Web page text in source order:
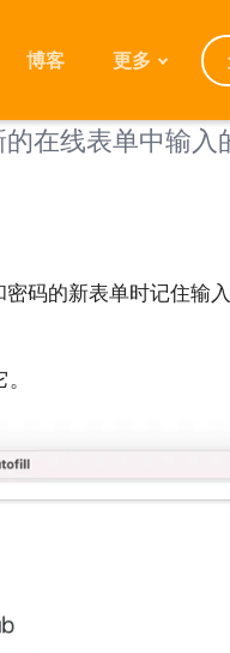
博客 更多
发展规划
在线表单中输入
码的新表单时记住输